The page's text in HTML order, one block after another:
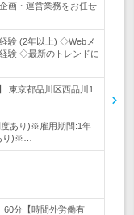
画・運営業務をお任せ
験 (2年以上) ◇Webメ
験 ◇最新のトレンドに
東京都品川区西品川1
度あり)※雇用期間:1年
り)※…
60分【時間外労働有